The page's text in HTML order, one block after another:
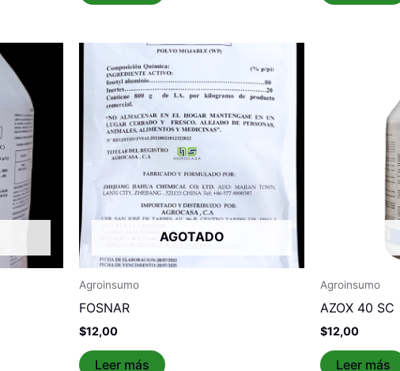
AGOTADO
Agroinsumo
FOSNAR
$12,00
Leer más
Agroinsumo
AZOX 40 SC
$12,00
Leer más